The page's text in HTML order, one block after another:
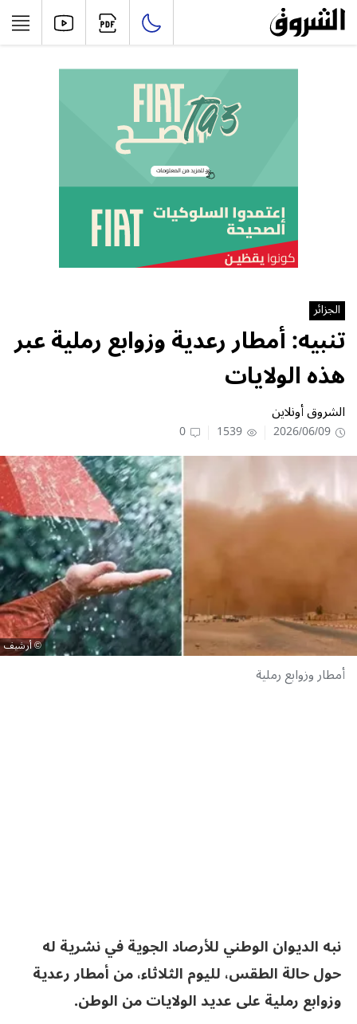
الجزائر
تنبيه: أمطار رعدية وزوابع رملية عبر
هذه الولايات
الشروق أونلاين
2026/06/09
1539
0
أرشيف
أمطار وزوابع رملية
نبه الديوان الوطني للأرصاد الجوية في نشرية له
حول حالة الطقس، لليوم الثلاثاء، من أمطار رعدية
وزوابع رملية على عديد الولايات من الوطن.